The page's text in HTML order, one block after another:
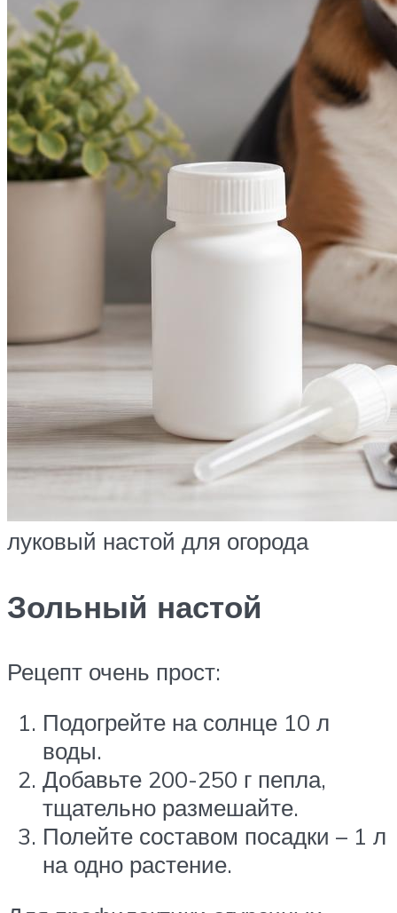
луковый настой для огорода
Зольный настой
Рецепт очень прост:
Подогрейте на солнце 10 л
воды.
Добавьте 200-250 г пепла,
тщательно размешайте.
Полейте составом посадки – 1 л
на одно растение.